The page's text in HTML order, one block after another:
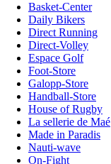
Basket-Center
Daily Bikers
Direct Running
Direct-Volley
Espace Golf
Foot-Store
Galopp-Store
Handball-Store
House of Rugby
La sellerie de Maé
Made in Paradis
Nauti-wave
On-Fight